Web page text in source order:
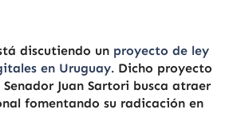
discutiendo un proyecto de ley
en Uruguay. Dicho proyecto
Juan Sartori busca atraer
fomentando su radicación en